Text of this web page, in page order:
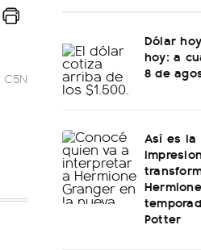
C5N
Dólar
hoy: a
8 de
Así es la
Potter